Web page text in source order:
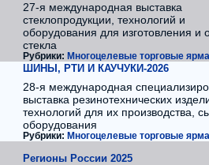
27-я международная выставка
стеклопродукции, технологий и
оборудования для изготовления и
стекла
Рубрики: Многоцелевые торговые
ШИНЫ, РТИ И КАУЧУКИ-2026
28-я международная
выставка резинотехнических
технологий для их производства,
оборудования
Рубрики: Многоцелевые торговые
Регионы России 2025